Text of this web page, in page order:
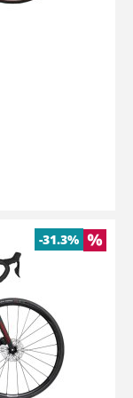
-31.3%